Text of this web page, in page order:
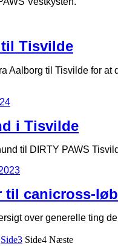
Tisvilde
Aalborg til Tisvilde for at
i Tisvilde
til DIRTY PAWS
til canicross-
over generelle ting
Side3 Side4 Næste